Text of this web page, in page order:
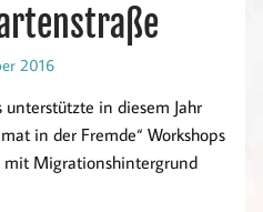
2016
unterstützte in diesem Jahr
in der Fremde“ Workshops
mit Migrationshintergrund